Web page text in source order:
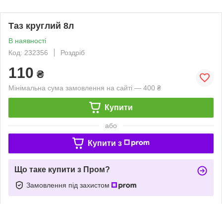
Таз круглий 8л
В наявності
Код: 232356
Роздріб
110 ₴
Мінімальна сума замовлення на сайті — 400 ₴
Купити
або
Купити з
Що таке купити з Пром?
Замовлення під захистом